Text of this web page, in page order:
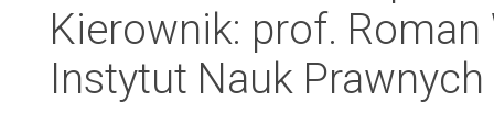
Kierownik: prof.
Instytut Nauk Prawnych